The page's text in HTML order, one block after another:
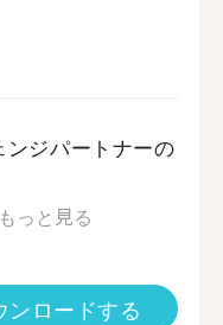
ジパートナーの
もっと見る
ンロードする